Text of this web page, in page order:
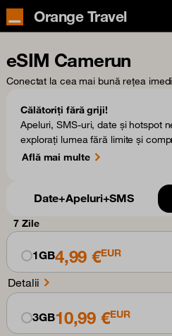
Orange Travel
eSIM Camerun
Conectat la cea mai bună rețea
Călătoriți fără griji!
Apeluri, SMS-uri, date și hotspot
explorați lumea fără limite și
Află mai multe
Date+Apeluri+SMS
7 Zile
1GB4,99 €EUR
Detalii
3GB10,99 €EUR